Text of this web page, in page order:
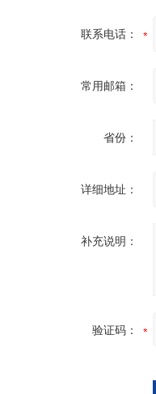
联系电话：
常用邮箱：
省份：
详细地址：
补充说明：
验证码：